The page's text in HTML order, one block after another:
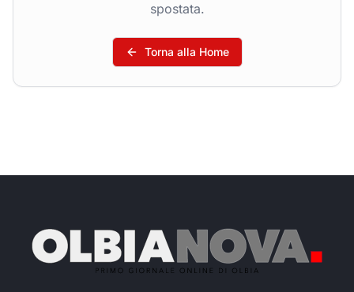
spostata.
Torna alla Home